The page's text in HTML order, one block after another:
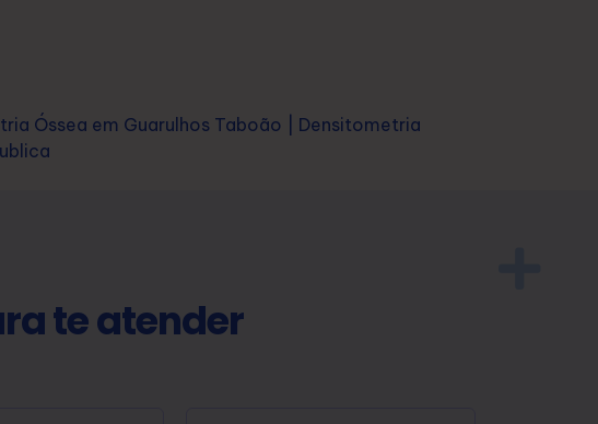
Óssea em Guarulhos Taboão
Densitometria
te atender